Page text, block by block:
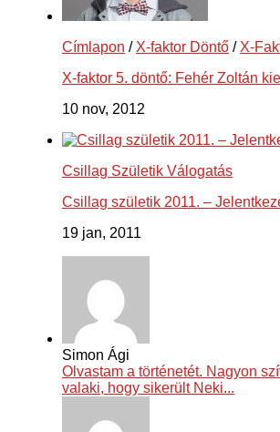
Címlapon / X-faktor Döntő / X-
X-faktor 5. döntő: Fehér Zoltán
10 nov, 2012
Csillag Születik Válogatás
Csillag születik 2011. –
19 jan, 2011
Simon Ági
Olvastam a történetét. Nagyon
valaki, hogy sikerült Neki...